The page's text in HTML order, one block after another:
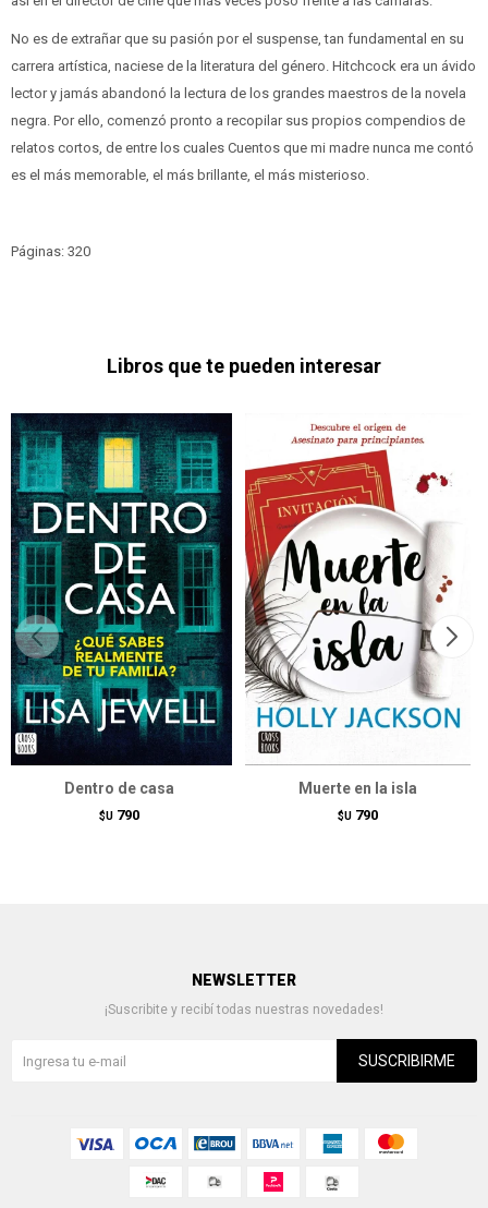
No es de extrañar que su pasión por el suspense, tan fundamental en su
carrera artística, naciese de la literatura del gé­nero. Hitchcock era un ávido
lector y jamás abandonó la lectu­ra de los grandes maestros de la novela
negra. Por ello, comenzó pronto a recopilar sus propios compendios de
relatos cortos, de entre los cuales Cuentos que mi madre nunca me contó
es el más memorable, el más brillante, el más misterioso.
Páginas: 320
Libros que te pueden interesar
Dentro de casa
$U 790
Muerte en la isla
$U 790
NEWSLETTER
¡Suscribite y recibí todas nuestras novedades!
SUSCRIBIRME